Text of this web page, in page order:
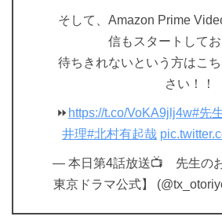
そして、Amazon Prime
信もスタートして
待ちきれないという方はこ
さい！！
⏩ https://t.co/VoKA9jlj4w#先
井理#北村有起哉
— 本日第4話放送📺 先生の
東京ドラマ公式】